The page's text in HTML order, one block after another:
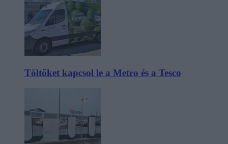
Töltőket kapcsol le a Metro és a Tesco